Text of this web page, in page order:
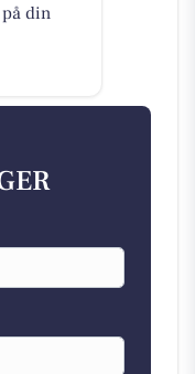
din